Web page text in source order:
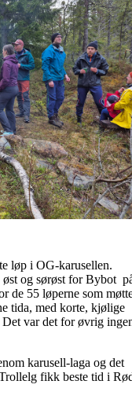
løp i OG-karusellen.
og sørøst for Bybot
de 55 løperne som
tida, med korte, kjølige
var det for øvrig
karusell-laga og det
fikk beste tid i